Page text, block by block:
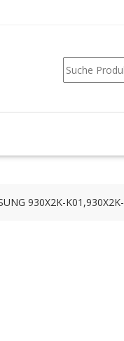
Suchen
930X2K-